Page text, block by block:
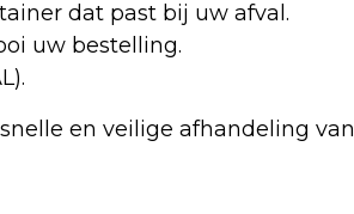
dat past bij uw afval.
uw bestelling.
en veilige afhandeling van